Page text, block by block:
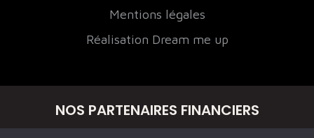
Mentions légales
Réalisation Dream me up
NOS PARTENAIRES FINANCIERS